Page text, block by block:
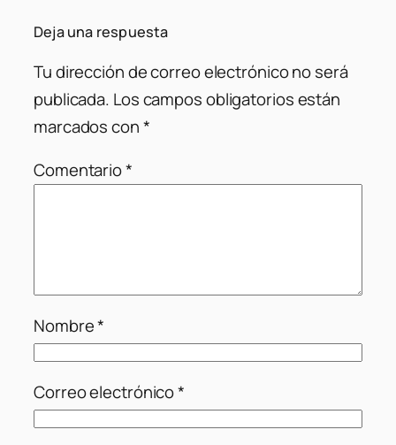
Deja una respuesta
Tu dirección de correo electrónico no será
publicada. Los campos obligatorios están
marcados con*
Comentario*
Nombre*
Correo electrónico*